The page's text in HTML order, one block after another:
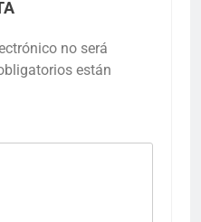
no será
están